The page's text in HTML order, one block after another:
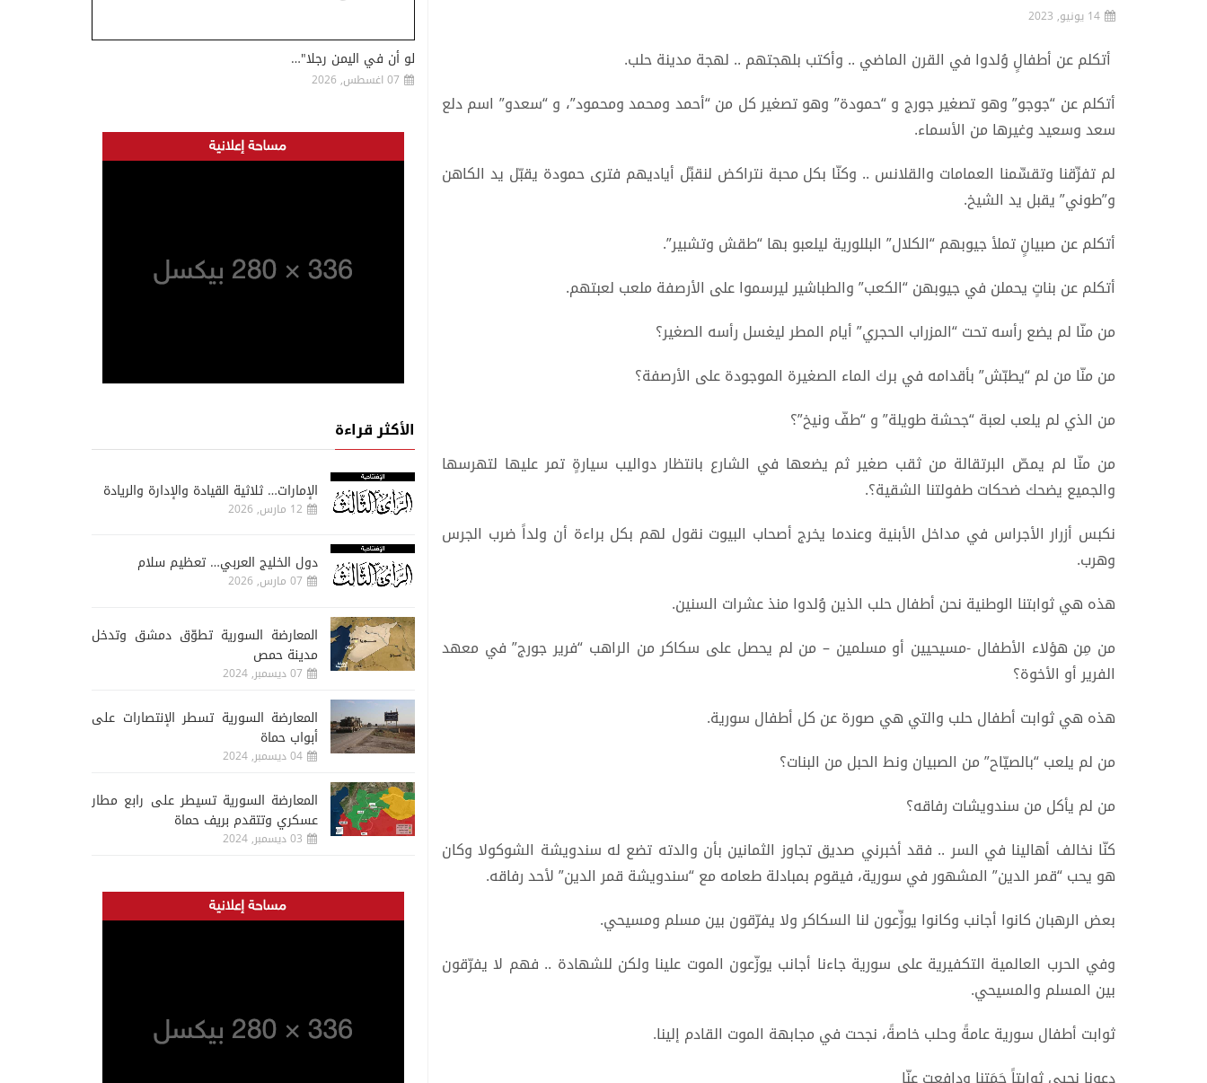
14 يونيو, 2023
أتكلم عن أطفالٍ وُلدوا في القرن الماضي .. وأكتب بلهجتهم .. لهجة مدينة حلب.
أتكلم عن “جوجو” وهو تصغير جورج و “حمودة” وهو تصغير كل من “أحمد ومحمد ومحمود”، و “سعدو” اسم دلع
سعد وسعيد وغيرها من الأسماء.
لم تفرِّقنا وتقسِّمنا العمامات والقلانس .. وكنّا بكل محبة نتراكض لنقبِّل أياديهم فترى حمودة يقبّل يد الكاهن
و”طوني” يقبل يد الشيخ.
أتكلم عن صبيانٍ تملأ جيوبهم “الكلال” البللورية ليلعبو بها “طقش وتشبير”.
أتكلم عن بناتٍ يحملن في جيوبهن “الكعب” والطباشير ليرسموا على الأرصفة ملعب لعبتهم.
من منّا لم يضع رأسه تحت “المزراب الحجري” أيام المطر ليغسل رأسه الصغير؟
من منّا من لم “يطبّش” بأقدامه في برك الماء الصغيرة الموجودة على الأرصفة؟
من الذي لم يلعب لعبة “جحشة طويلة” و “طفّ ونيخ”؟
من منّا لم يمصّ البرتقالة من ثقب صغير ثم يضعها في الشارع بانتظار دواليب سيارةٍ تمر عليها لتهرسها
والجميع يضحك ضحكات طفولتنا الشقية؟.
نكبس أزرار الأجراس في مداخل الأبنية وعندما يخرج أصحاب البيوت نقول لهم بكل براءة أن ولداً ضرب الجرس
وهرب.
هذه هي ثوابتنا الوطنية نحن أطفال حلب الذين وُلدوا منذ عشرات السنين.
من مِن هؤلاء الأطفال -مسيحيين أو مسلمين – من لم يحصل على سكاكر من الراهب “فرير جورج” في معهد
الفرير أو الأخوة؟
هذه هي ثوابت أطفال حلب والتي هي صورة عن كل أطفال سورية.
من لم يلعب “بالصيّاح” من الصبيان ونط الحبل من البنات؟
من لم يأكل من سندويشات رفاقه؟
كنّا نخالف أهالينا في السر .. فقد أخبرني صديق تجاوز الثمانين بأن والدته تضع له سندويشة الشوكولا وكان
هو يحب “قمر الدين” المشهور في سورية، فيقوم بمبادلة طعامه مع “سندويشة قمر الدين” لأحد رفاقه.
بعض الرهبان كانوا أجانب وكانوا يوزِّعون لنا السكاكر ولا يفرّقون بين مسلم ومسيحي.
وفي الحرب العالمية التكفيرية على سورية جاءنا أجانب يوزّعون الموت علينا ولكن للشهادة .. فهم لا يفرّقون
بين المسلم والمسيحي.
ثوابت أطفال سورية عامةً وحلب خاصةً، نجحت في مجابهة الموت القادم إلينا.
لو أن في اليمن رجلا"…
07 اغسطس, 2026
الأكثر قراءة
الإمارات… ثلاثية القيادة والإدارة والريادة
12 مارس, 2026
دول الخليج العربي… تعظيم سلام
07 مارس, 2026
المعارضة السورية تطوّق دمشق وتدخل
مدينة حمص
07 ديسمبر, 2024
المعارضة السورية تسطر الإنتصارات على
أبواب حماة
04 ديسمبر, 2024
المعارضة السورية تسيطر على رابع مطار
عسكري وتتقدم بريف حماة
03 ديسمبر, 2024